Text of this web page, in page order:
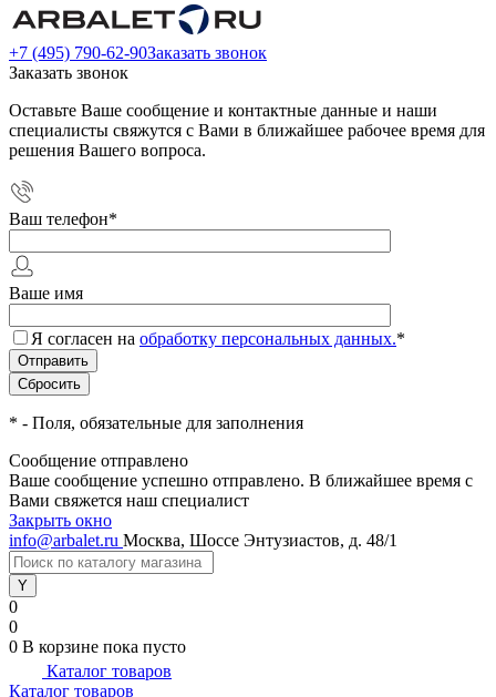
+7 (495) 790-62-90Заказать звонок
Заказать звонок
Оставьте Ваше сообщение и контактные данные и наши
специалисты свяжутся с Вами в ближайшее рабочее время для
решения Вашего вопроса.
Ваш телефон*
Ваше имя
Я согласен на обработку персональных данных.*
* - Поля, обязательные для заполнения
Сообщение отправлено
Ваше сообщение успешно отправлено. В ближайшее время с
Вами свяжется наш специалист
Закрыть окно
info@arbalet.ru Москва, Шоссе Энтузиастов, д. 48/1
0
0
0 В корзине пока пусто
Каталог товаров
Каталог товаров